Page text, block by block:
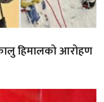
हिमालको आरोहण